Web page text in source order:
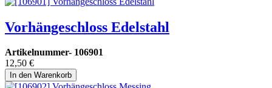
Vorhängeschloss Edelstahl
Artikelnummer- 106901
12,50 €
In den Warenkorb